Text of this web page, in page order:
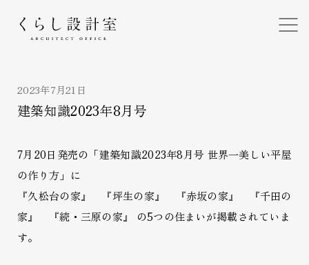
2023年7月21日
建築知識2023年8月号
7月20日発売の「建築知識2023年8月号 世界一美しい平屋
の作り方」に
『久松台の家』 『坪生の家』 『赤坂の家』 『千田の
家』 『続・三原の家』 の5つの住まいが掲載されていま
す。